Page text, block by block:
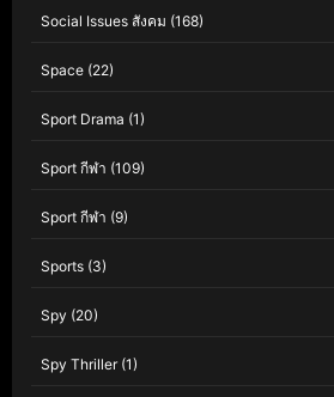
Social Issues สังคม (168)
Space (22)
Sport Drama (1)
Sport กีฬา (109)
Sport กีฬา (9)
Sports (3)
Spy (20)
Spy Thriller(1)